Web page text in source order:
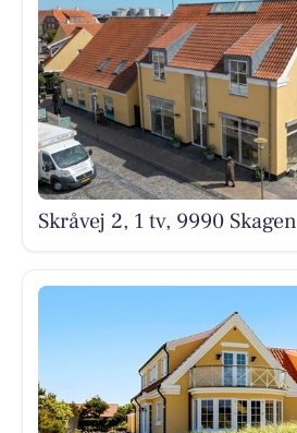
Skråvej 2, 1 tv, 9990 Skagen